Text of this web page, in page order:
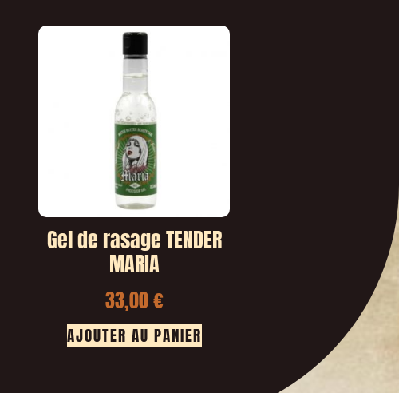
Gel de rasage TENDER
MARIA
33,00€
AJOUTER AU PANIER